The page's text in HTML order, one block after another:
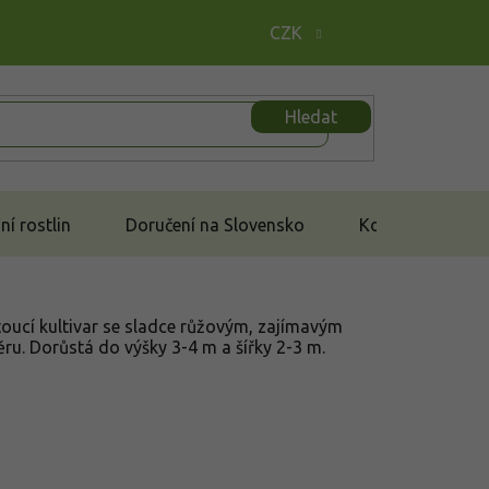
CZK
Hledat
rostlin Doručení na Slovensko Kontakt
kultivar se sladce růžovým, zajímavým
Dorůstá do výšky 3-4 m a šířky 2-3 m.